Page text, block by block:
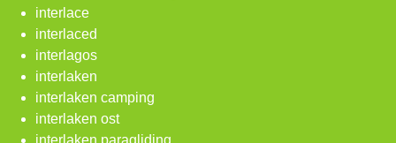
interlace
interlaced
interlagos
interlaken
interlaken camping
interlaken ost
interlaken paragliding